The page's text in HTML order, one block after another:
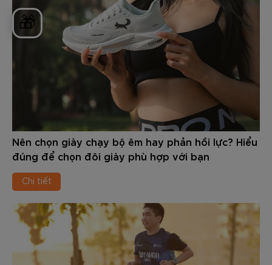
🎁
Nên chọn giày chạy bộ êm hay phản hồi lực? Hiểu
đúng để chọn đôi giày phù hợp với bạn
Chi tiết